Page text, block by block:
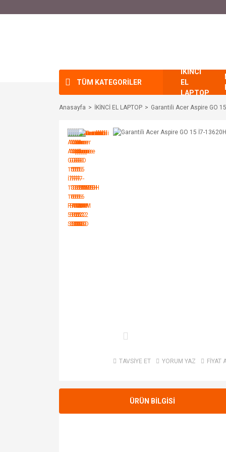
TÜM KATEGORİLER
İKİNCİ
EL
LAPTOP
Anasayfa İKİNCİ EL LAPTOP Garantili Acer Aspire GO
TAVSİYE ET YORUM YAZ FİYAT
ÜRÜN BİLGİSİ